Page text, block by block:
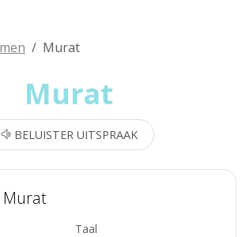
Murat
Murat
BELUISTER UITSPRAAK
Murat
Taal